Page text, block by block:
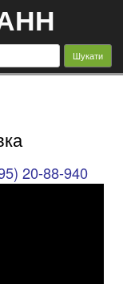
content
20-88-940